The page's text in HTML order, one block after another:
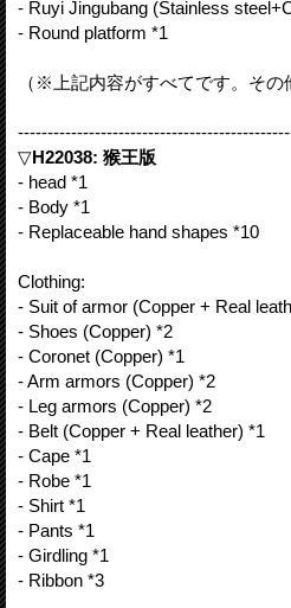
- Ruyi Jingubang (Stainless
- Round platform *1
（※上記内容がすべてです。その
▽H22038: 猴王版
- head *1
- Body *1
- Replaceable hand shapes *10
Clothing:
- Suit of armor (Copper + Real
- Shoes (Copper) *2
- Coronet (Copper) *1
- Arm armors (Copper) *2
- Leg armors (Copper) *2
- Belt (Copper + Real leather) *1
- Cape *1
- Robe *1
- Shirt *1
- Pants *1
- Girdling *1
- Ribbon *3